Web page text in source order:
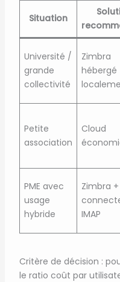
Situation
Université /
grande
collectivité
Zimbra
hébergé
Petite
association
Cloud
PME avec
usage
hybride
Zimbra +
IMAP
Critère de décision :
le ratio coût par